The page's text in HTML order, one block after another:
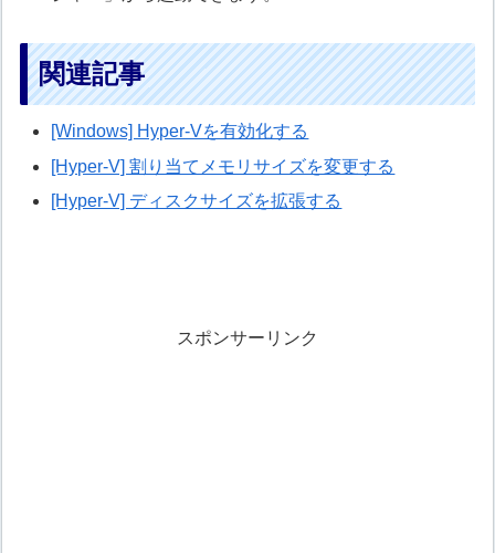
関連記事
[Windows] Hyper-Vを有効化する
[Hyper-V] 割り当てメモリサイズを変更する
[Hyper-V] ディスクサイズを拡張する
スポンサーリンク